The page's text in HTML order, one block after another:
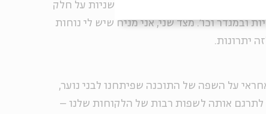
בדיבור או לפחות צריך לחשוב כמה שניות על חלק
ובמגדר וכו'. מצד שני, אני מניח שיש לי נוחות
יתרונות.
על השפה של התוכנה שפיתחנו לבני נוער,
לתרגם אותה לשפות רבות של הלקוחות שלנו –